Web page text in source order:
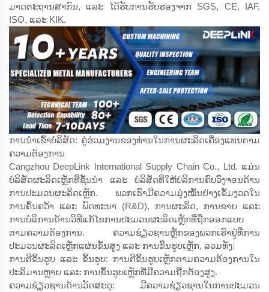
ມາດຕະຖານສາກົນ, ແລະ ໄດ້ຮັບການຮັບຮອງຈາກ SGS, CE, IAF,
ISO, ແລະ KIK.
ການນຳເຂົ້າບໍລິສັດ: ຄູ່ຮ່ວມງານຂອງທ່ານໃນການຜະລິດເຄື່ອງແທນຕາມ
ຄວາມຕ້ອງການ
Cangzhou DeepLink International Supply Chain Co., Ltd. ແມ່ນ
ບໍລິສັດຜະລິດເຫຼັກທີ່ຊັ້ນນຳ ແລະ ບໍລິສັດທີ່ໃຫ້ບໍລິການຄົບວົງຈອນດ້ານ
ການປະມວນຜະລິດເຫຼັກ. ພວກເຮົາມີຄວາມມຸ່ງໝັ້ນຢ່າງເຂັ້ມງວດໃນ
ການຄົ້ນຄວ້າ ແລະ ພັດທະນາ (R&D), ການຜະລິດ, ການຂາຍ ແລະ
ການບໍລິການດ້ານວິທີແກ້ໄຂການປະມວນຜະລິດເຫຼັກທີ່ຖືກອອກແບບ
ຕາມຄວາມຕ້ອງການ. ຄວາມຊ່ຽວຊານຫຼັກຂອງພວກເຮົາຢູ່ທີ່ການ
ປະມວນຜະລິດເຫຼັກແຜ່ນຂັ້ນສູງ ແລະ ການຂຶ້ນຮູບເຫຼັກ, ລວມທັງ:
ການຕີຂຶ້ນຮູບ ແລະ ຂຶ້ນຮູບ: ການຕີຂຶ້ນຮູບເຫຼັກຕາມຄວາມຕ້ອງການໃນ
ປະລິມານຫຼາຍ ແລະ ການຂຶ້ນຮູບເຫຼັກທີ່ມີຄວາມຖືກຕ້ອງສູງ.
ຄວາມຊ່ຽວຊານດ້ານວັດສະດຸ: ມີຄວາມຊ່ຽວຊານໃນການປະມວນ